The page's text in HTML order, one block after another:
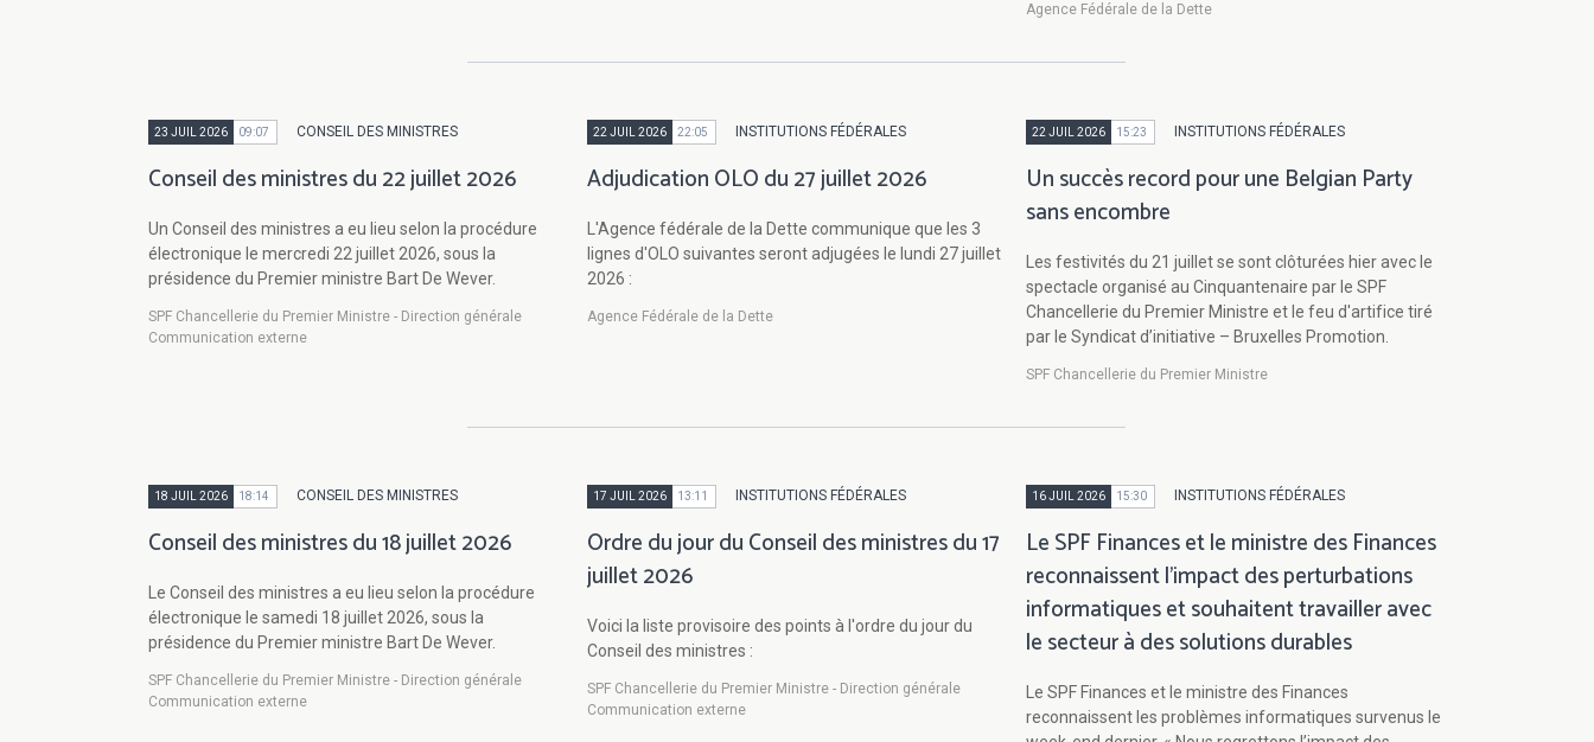
Agence Fédérale de la Dette
23 JUIL 2026 09:07 CONSEIL DES MINISTRES
Conseil des ministres du 22 juillet 2026
Un Conseil des ministres a eu lieu selon la procédure
électronique le mercredi 22 juillet 2026, sous la
présidence du Premier ministre Bart De Wever.
SPF Chancellerie du Premier Ministre - Direction générale
Communication externe
22 JUIL 2026 22:05 INSTITUTIONS FÉDÉRALES
Adjudication OLO du 27 juillet 2026
L'Agence fédérale de la Dette communique que les 3
lignes d'OLO suivantes seront adjugées le lundi 27 juillet
2026 :
Agence Fédérale de la Dette
22 JUIL 2026 15:23 INSTITUTIONS FÉDÉRALES
Un succès record pour une Belgian Party
sans encombre
Les festivités du 21 juillet se sont clôturées hier avec le
spectacle organisé au Cinquantenaire par le SPF
Chancellerie du Premier Ministre et le feu d'artifice tiré
par le Syndicat d’initiative – Bruxelles Promotion.
SPF Chancellerie du Premier Ministre
18 JUIL 2026 18:14 CONSEIL DES MINISTRES
Conseil des ministres du 18 juillet 2026
Le Conseil des ministres a eu lieu selon la procédure
électronique le samedi 18 juillet 2026, sous la
présidence du Premier ministre Bart De Wever.
SPF Chancellerie du Premier Ministre - Direction générale
Communication externe
17 JUIL 2026 13:11 INSTITUTIONS FÉDÉRALES
Ordre du jour du Conseil des ministres du 17
juillet 2026
Voici la liste provisoire des points à l'ordre du jour du
Conseil des ministres :
SPF Chancellerie du Premier Ministre - Direction générale
Communication externe
16 JUIL 2026 15:30 INSTITUTIONS FÉDÉRALES
Le SPF Finances et le ministre des Finances
reconnaissent l’impact des perturbations
informatiques et souhaitent travailler avec
le secteur à des solutions durables
Le SPF Finances et le ministre des Finances
reconnaissent les problèmes informatiques survenus le